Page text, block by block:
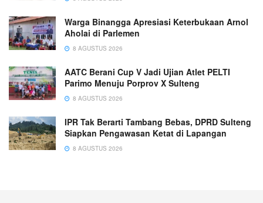
Warga Binangga Apresiasi Keterbukaan Arnol
Aholai di Parlemen
8 AGUSTUS 2026
AATC Berani Cup V Jadi Ujian Atlet PELTI
Parimo Menuju Porprov X Sulteng
8 AGUSTUS 2026
IPR Tak Berarti Tambang Bebas, DPRD Sulteng
Siapkan Pengawasan Ketat di Lapangan
8 AGUSTUS 2026